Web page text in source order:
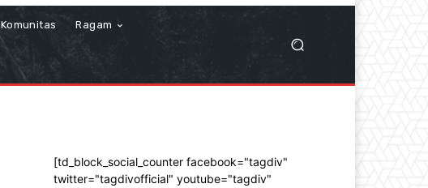
Komunitas Ragam
[td_block_social_counter facebook="tagdiv"
twitter="tagdivofficial" youtube="tagdiv"